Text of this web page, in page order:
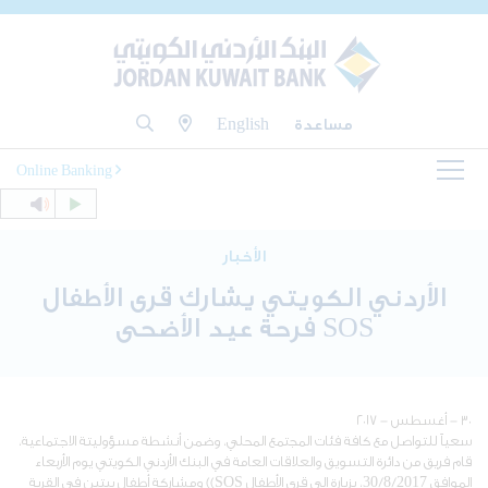
مساعدة English
Online Banking
الأخبار
الأردني الكويتي يشارك قرى الأطفال
SOS فرحة عيد الأضحى
٣٠ - أغسطس - ٢٠١٧
سعياً للتواصل مع كافة فئات المجتمع المحلي، وضمن أنشطة مسؤوليتة الاجتماعية،
قام فريق من دائرة التسويق والعلاقات العامة في البنك الأردني الكويتي يوم الأربعاء
الموافق 30/8/2017، بزيارة إلى قرى الأطفال SOS)) ومشاركة أطفال بيتين في القرية